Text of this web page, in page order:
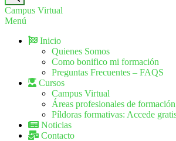
Campus Virtual
Menú
Inicio
Quienes Somos
Como bonifico mi formación
Preguntas Frecuentes – FAQS
Cursos
Campus Virtual
Áreas profesionales de formación
Píldoras formativas: Accede
Noticias
Contacto